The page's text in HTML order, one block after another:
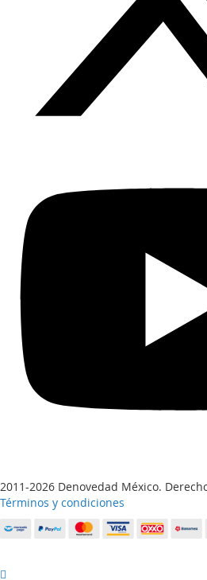
2011-2026 Denovedad México.
Términos y condiciones